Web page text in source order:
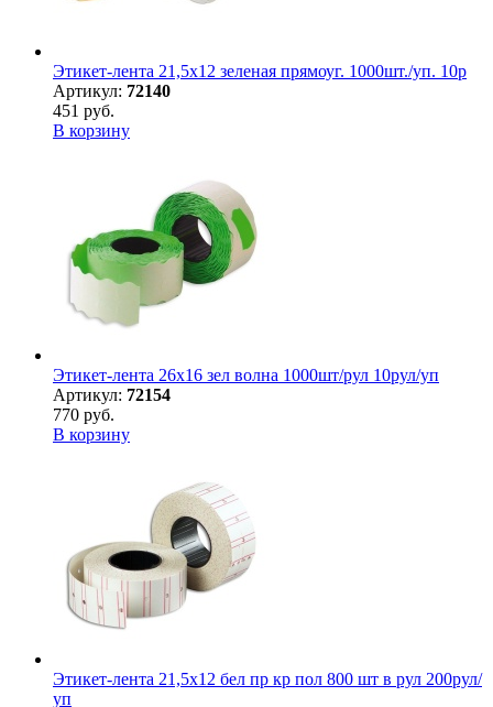
Этикет-лента 21,5х12 зеленая прямоуг. 1000шт./уп. 10р
Артикул: 72140
451 руб.
В корзину
Этикет-лента 26х16 зел волна 1000шт/рул 10рул/уп
Артикул: 72154
770 руб.
В корзину
Этикет-лента 21,5х12 бел пр кр пол 800 шт в рул 200рул/
уп